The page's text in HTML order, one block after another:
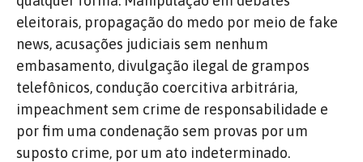
eleitorais, propagação do medo por meio de fake
news, acusações judiciais sem nenhum
embasamento, divulgação ilegal de grampos
telefônicos, condução coercitiva arbitrária,
impeachment sem crime de responsabilidade e
por fim uma condenação sem provas por um
suposto crime, por um ato indeterminado.